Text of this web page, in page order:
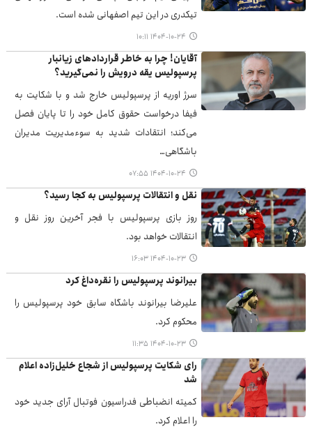
تیکدری در این تیم اصفهانی شده است.
۱۴۰۴-۱۰-۲۴ ۱۰:۱۱
آقایان! چرا به خاطر قراردادهای زیانبار
پرسپولیس یقه درویش را نمی‌گیرید؟
سرژ اوریه از پرسپولیس خارج شد و با شکایت به
فیفا درخواست حقوق کامل خود را تا پایان فصل
می‌کند؛ انتقادات شدید به سوءمدیریت مدیران
باشگاهی…
۱۴۰۴-۱۰-۲۴ ۰۷:۵۵
نقل و انتقالات پرسپولیس به کجا رسید؟
روز بازی پرسپولیس با فجر آخرین روز نقل و
انتقالات خواهد بود.
۱۴۰۴-۱۰-۲۳ ۱۶:۰۳
بیرانوند پرسپولیس را نقره‌داغ کرد
علیرضا بیرانوند باشگاه سابق خود پرسپولیس را
محکوم کرد.
۱۴۰۴-۱۰-۲۳ ۱۱:۳۵
رای شکایت پرسپولیس از شجاع خلیل‌زاده اعلام
شد
کمیته انضباطی فدراسیون فوتبال آرای جدید خود
را اعلام کرد.